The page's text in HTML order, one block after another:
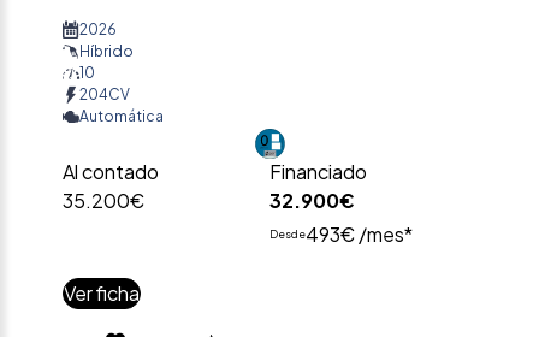
2026
Híbrido
10
204CV
Automática
Al contado
35.200€
Financiado
32.900€
Desde493€ /mes*
Ver ficha